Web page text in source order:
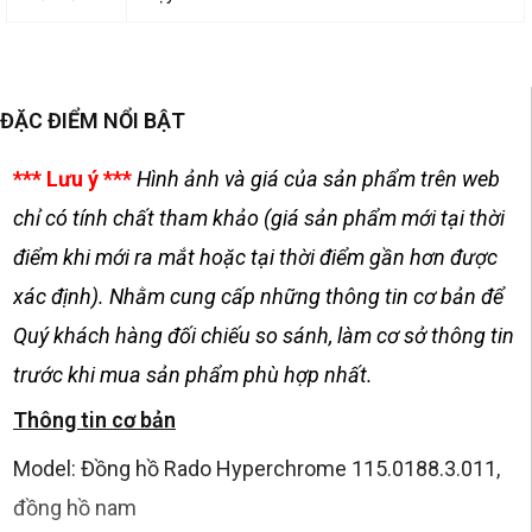
ĐẶC ĐIỂM NỔI BẬT
*** Lưu ý ***Hình ảnh và giá của sản phẩm trên web
chỉ có tính chất tham khảo (giá sản phẩm mới tại thời
điểm khi mới ra mắt hoặc tại thời điểm gần hơn được
xác định). Nhằm cung cấp những thông tin cơ bản để
Quý khách hàng đối chiếu so sánh, làm cơ sở thông tin
trước khi mua sản phẩm phù hợp nhất.
Thông tin cơ bản
Model: Đồng hồ Rado Hyperchrome 115.0188.3.011,
đồng hồ nam